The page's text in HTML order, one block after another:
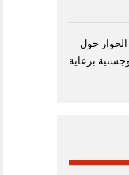
2026” يعزز الحوار حول
برعاية